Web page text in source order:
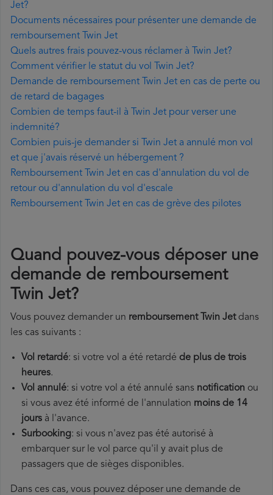
Jet?
Documents nécessaires pour présenter une demande de
remboursement Twin Jet
Quels autres frais pouvez-vous réclamer à Twin Jet?
Comment vérifier le statut du vol Twin Jet?
Demande de remboursement Twin Jet en cas de perte ou
de retard de bagages
Combien de temps faut-il à Twin Jet pour verser une
indemnité?
Combien puis-je demander si Twin Jet a annulé mon vol
et que j'avais réservé un hébergement ?
Remboursement Twin Jet en cas d'annulation du vol de
retour ou d'annulation du vol d'escale
Remboursement Twin Jet en cas de grève des pilotes
Quand pouvez-vous déposer une
demande de remboursement
Twin Jet?
Vous pouvez demander un remboursement Twin Jetdans
les cas suivants :
Vol retardé: si votre vol a été retardé de plus de trois
heures.
Vol annulé: si votre vol a été annulé sans notification ou
si vous avez été informé de l'annulation moins de 14
jours à l'avance.
Surbooking: si vous n'avez pas été autorisé à
embarquer sur le vol parce qu'il y avait plus de
passagers que de sièges disponibles.
Dans ces cas, vous pouvez déposer une demande de